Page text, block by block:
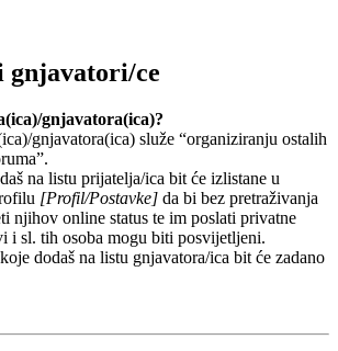
ce
gnjavatora(ica)?
gnjavatora(ica) služe “organiziranju ostalih
na listu prijatelja/ica bit će izlistane u
[Profil/Postavke] da bi bez pretraživanja
njihov online status te im poslati privatne
i sl. tih osoba mogu biti posvijetljeni.
dodaš na listu gnjavatora/ica bit će zadano